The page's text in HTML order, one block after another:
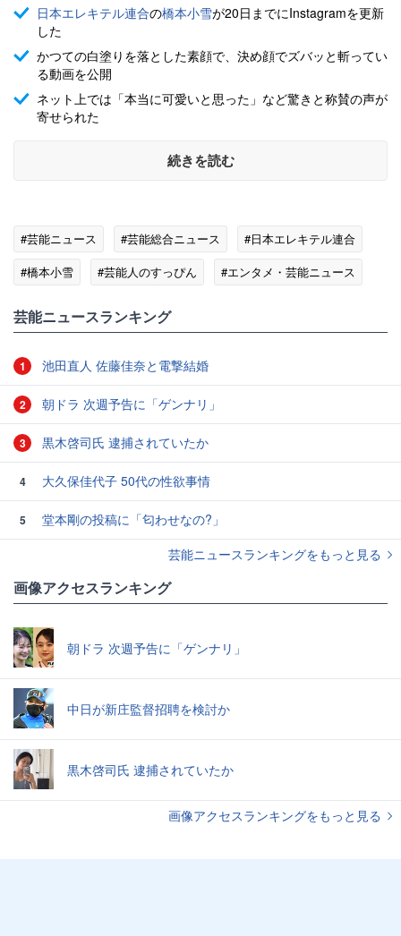
日本エレキテル連合の橋本小雪が20日までにInstagramを更新
した
かつての白塗りを落とした素顔で、決め顔でズバッと斬ってい
る動画を公開
ネット上では「本当に可愛いと思った」など驚きと称賛の声が
寄せられた
続きを読む
#芸能ニュース #芸能総合ニュース
#日本エレキテル連合
#橋本小雪
#芸能人のすっぴん #エンタメ・芸能ニュース
芸能ニュースランキング
1 池田直人 佐藤佳奈と電撃結婚
2 朝ドラ 次週予告に「ゲンナリ」
3 黒木啓司氏 逮捕されていたか
4 大久保佳代子 50代の性欲事情
5
堂本剛の投稿に「匂わせなの?」
芸能ニュースランキングをもっと見る
画像アクセスランキング
朝ドラ 次週予告に「ゲンナリ」
中日が新庄監督招聘を検討か
黒木啓司氏 逮捕されていたか
画像アクセスランキングをもっと見る